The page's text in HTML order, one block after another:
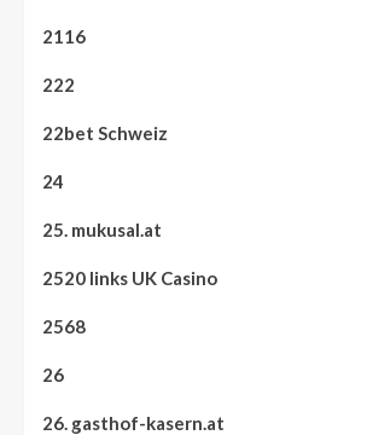
2116
222
22bet Schweiz
24
25. mukusal.at
2520 links UK Casino
2568
26
26. gasthof-kasern.at